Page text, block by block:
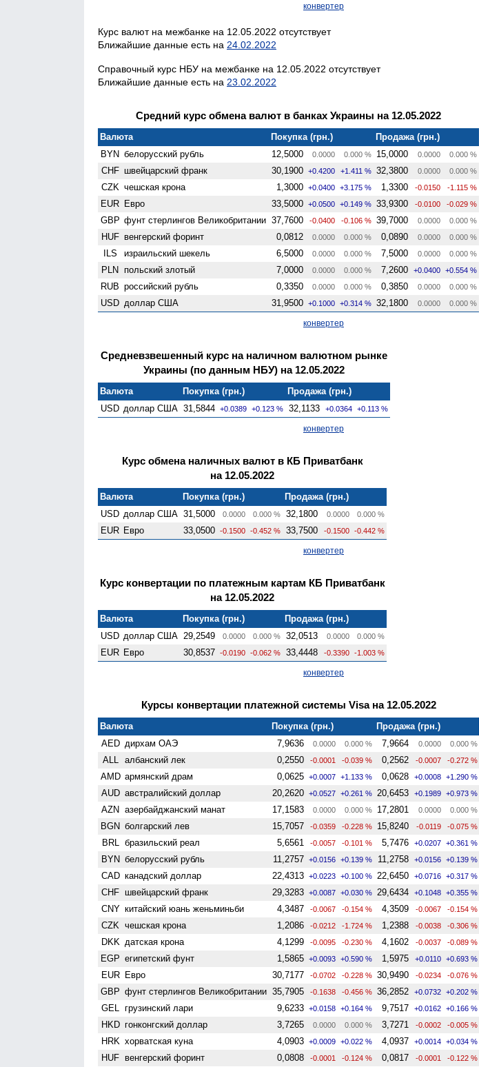
конвертер
Курс валют на межбанке на 12.05.2022 отсутствует
Ближайшие данные есть на 24.02.2022
Справочный курс НБУ на межбанке на 12.05.2022 отсутствует
Ближайшие данные есть на 23.02.2022
Средний курс обмена валют в банках Украины на 12.05.2022
Валюта Покупка (грн.)
Продажа (грн.)
BYN белорусский рубль 12,5000 0.0000 0.000 % 15,0000 0.0000 0.000 %
CHF швейцарский франк 30,1900 +0.4200 +1.411 % 32,3800 0.0000 0.000 %
CZK чешская крона 1,3000 +0.0400 +3.175 % 1,3300 -0.0150 -1.115 %
EUR Евро 33,5000 +0.0500 +0.149 % 33,9300 -0.0100 -0.029 %
GBP фунт стерлингов Велико­британии 37,7600 -0.0400 -0.106 % 39,7000 0.0000 0.000 %
HUF венгерский форинт 0,0812 0.0000 0.000 % 0,0890 0.0000 0.000 %
ILS израильский шекель 6,5000 0.0000 0.000 % 7,5000 0.0000 0.000 %
PLN польский злотый 7,0000 0.0000 0.000 % 7,2600 +0.0400 +0.554 %
RUB российский рубль 0,3350 0.0000 0.000 % 0,3850 0.0000 0.000 %
USD доллар США 31,9500 +0.1000 +0.314 % 32,1800 0.0000 0.000 %
конвертер
Средневзвешенный курс на наличном валютном рынке
Украины (по данным НБУ) на 12.05.2022
Валюта Покупка (грн.)
Продажа (грн.)
USD доллар США 31,5844 +0.0389 +0.123 % 32,1133 +0.0364 +0.113 %
конвертер
Курс обмена наличных валют в КБ Приватбанк
на 12.05.2022
Валюта Покупка (грн.)
Продажа (грн.)
USD доллар США 31,5000 0.0000 0.000 % 32,1800 0.0000 0.000 %
EUR Евро 33,0500 -0.1500 -0.452 % 33,7500 -0.1500 -0.442 %
конвертер
Курс конвертации по платежным картам КБ Приватбанк
на 12.05.2022
Валюта Покупка (грн.)
Продажа (грн.)
USD доллар США 29,2549 0.0000 0.000 % 32,0513 0.0000 0.000 %
EUR Евро 30,8537 -0.0190 -0.062 % 33,4448 -0.3390 -1.003 %
конвертер
Курсы конвертации платежной системы Visa на 12.05.2022
Валюта Покупка (грн.)
Продажа (грн.)
AED дирхам ОАЭ 7,9636 0.0000 0.000 % 7,9664 0.0000 0.000 %
ALL албанский лек 0,2550 -0.0001 -0.039 % 0,2562 -0.0007 -0.272 %
AMD армянский драм 0,0625 +0.0007 +1.133 % 0,0628 +0.0008 +1.290 %
AUD австралийский доллар 20,2620 +0.0527 +0.261 % 20,6453 +0.1989 +0.973 %
AZN азербайджанский манат 17,1583 0.0000 0.000 % 17,2801 0.0000 0.000 %
BGN болгарский лев 15,7057 -0.0359 -0.228 % 15,8240 -0.0119 -0.075 %
BRL бразильский реал 5,6561 -0.0057 -0.101 % 5,7476 +0.0207 +0.361 %
BYN белорусский рубль 11,2757 +0.0156 +0.139 % 11,2758 +0.0156 +0.139 %
CAD канадский доллар 22,4313 +0.0223 +0.100 % 22,6450 +0.0716 +0.317 %
CHF швейцарский франк 29,3283 +0.0087 +0.030 % 29,6434 +0.1048 +0.355 %
CNY китайский юань женьминьби 4,3487 -0.0067 -0.154 % 4,3509 -0.0067 -0.154 %
CZK чешская крона 1,2086 -0.0212 -1.724 % 1,2388 -0.0038 -0.306 %
DKK датская крона 4,1299 -0.0095 -0.230 % 4,1602 -0.0037 -0.089 %
EGP египетский фунт 1,5865 +0.0093 +0.590 % 1,5975 +0.0110 +0.693 %
EUR Евро 30,7177 -0.0702 -0.228 % 30,9490 -0.0234 -0.076 %
GBP фунт стерлингов Велико­британии 35,7905 -0.1638 -0.456 % 36,2852 +0.0732 +0.202 %
GEL грузинский лари 9,6233 +0.0158 +0.164 % 9,7517 +0.0162 +0.166 %
HKD гонконгский доллар 3,7265 0.0000 0.000 % 3,7271 -0.0002 -0.005 %
HRK хорватская куна 4,0903 +0.0009 +0.022 % 4,0937 +0.0014 +0.034 %
HUF венгерский форинт 0,0808 -0.0001 -0.124 % 0,0817 -0.0001 -0.122 %